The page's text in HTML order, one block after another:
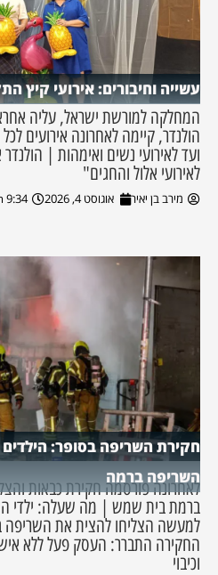
עשייה וחיבורים: אירועי קיץ
המחלקה למורשת ישראל, עליה
הולנדר, קיימה לאחרונה אירועים
ועד לאירועי נשים ואימהות |
לאירועי אלול והחגים"
מירב בן יאיר אוגוסט 4, 2026 9:34 pm
חקירת השריפה בסופר:
השריפה ברמה
לאחרונה פורסמה חקירת כבאות
ברמת בית שמש | מה שעלה: ילדי
למעשה הצליחו להצית את
החקירה התברר: העסק פעל ללא
וכיבוי